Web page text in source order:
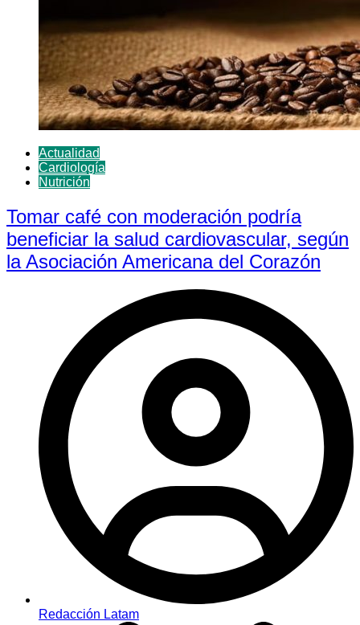
Actualidad
Cardiología
Nutrición
Tomar café con moderación podría
beneficiar la salud cardiovascular, según
la Asociación Americana del Corazón
Redacción Latam